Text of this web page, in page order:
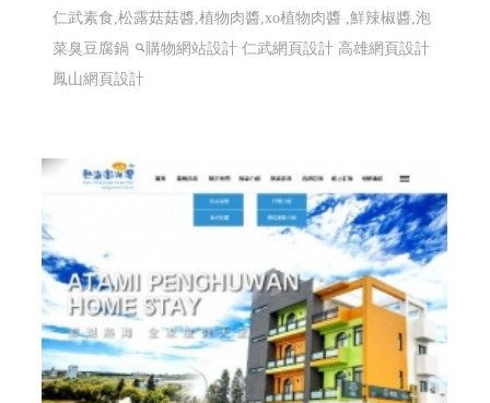
仁武素食,松露菇菇醬,植物肉醬,xo植物肉醬 ,鮮辣椒醬,泡
菜臭豆腐鍋
購物網站設計仁武網頁設計 高雄網頁設計
鳳山網頁設計